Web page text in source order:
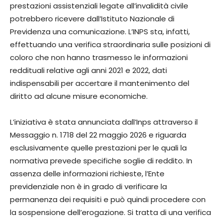
prestazioni assistenziali legate all’invalidità civile
potrebbero ricevere dall’Istituto Nazionale di
Previdenza una comunicazione. L’INPS sta, infatti,
effettuando una verifica straordinaria sulle posizioni di
coloro che non hanno trasmesso le informazioni
reddituali relative agli anni 2021 e 2022, dati
indispensabili per accertare il mantenimento del
diritto ad alcune misure economiche.
L’iniziativa è stata annunciata dall’Inps attraverso il
Messaggio n. 1718 del 22 maggio 2026 e riguarda
esclusivamente quelle prestazioni per le quali la
normativa prevede specifiche soglie di reddito. In
assenza delle informazioni richieste, l’Ente
previdenziale non è in grado di verificare la
permanenza dei requisiti e può quindi procedere con
la sospensione dell’erogazione. Si tratta di una verifica